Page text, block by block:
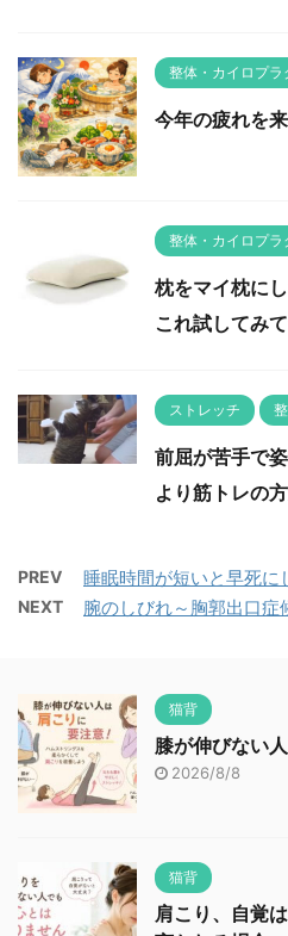
整体・カイロプラ
今年の疲れを
整体・カイロプラ
枕をマイ枕に
これ試してみ
ストレッチ
前屈が苦手で
より筋トレの
PREV 睡眠時間が短いと早死に
NEXT 腕のしびれ～胸郭出口症
猫背
膝が伸びない
2026/8/8
猫背
肩こり、自覚